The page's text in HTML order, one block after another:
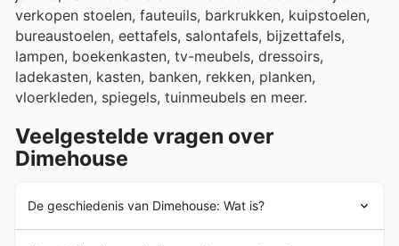
verkopen stoelen, fauteuils, barkrukken, kuipstoelen,
bureaustoelen, eettafels, salontafels, bijzettafels,
lampen, boekenkasten, tv-meubels, dressoirs,
ladekasten, kasten, banken, rekken, planken,
vloerkleden, spiegels, tuinmeubels en meer.
Veelgestelde vragen over
Dimehouse
De geschiedenis van Dimehouse: Wat is?